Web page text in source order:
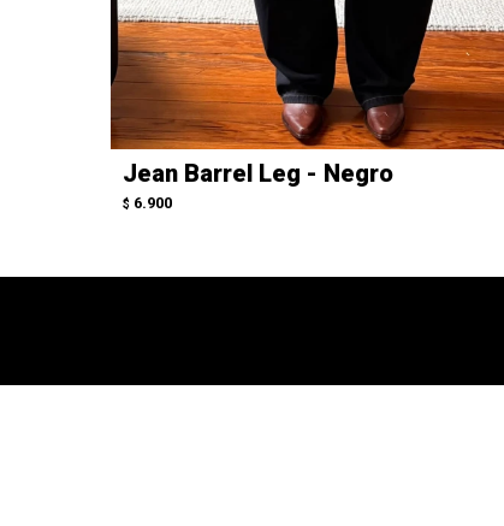
Jean Barrel Leg - Negro
$ 6.900